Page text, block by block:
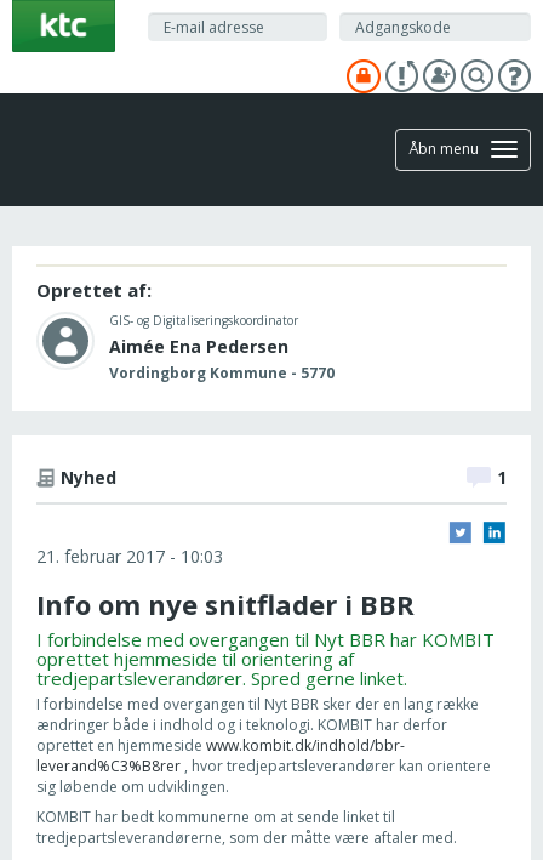
hovedindhold
Åbn menu
Oprettet af:
GIS- og Digitaliseringskoordinator
Aimée Ena Pedersen
Vordingborg Kommune - 5770
Nyhed 1
21. februar 2017 - 10:03
Info om nye snitflader i BBR
I forbindelse med overgangen til Nyt BBR har KOMBIT
oprettet hjemmeside til orientering af
tredjepartsleverandører. Spred gerne linket.
I forbindelse med overgangen til Nyt BBR sker der en lang række
ændringer både i indhold og i teknologi. KOMBIT har derfor
oprettet en hjemmeside www.kombit.dk/indhold/bbr-
leverand%C3%B8rer , hvor tredjepartsleverandører kan orientere
sig løbende om udviklingen.
KOMBIT har bedt kommunerne om at sende linket til
tredjepartsleverandørerne, som der måtte være aftaler med.